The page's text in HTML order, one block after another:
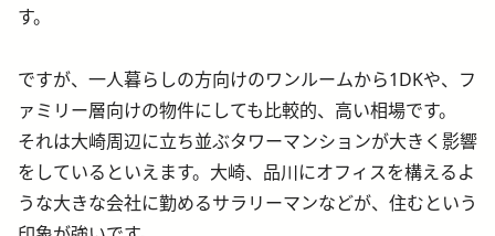
す。
ですが、一人暮らしの方向けのワンルームから1DKや、フ
ァミリー層向けの物件にしても比較的、高い相場です。
それは大崎周辺に立ち並ぶタワーマンションが大きく影響
をしているといえます。大崎、品川にオフィスを構えるよ
うな大きな会社に勤めるサラリーマンなどが、住むという